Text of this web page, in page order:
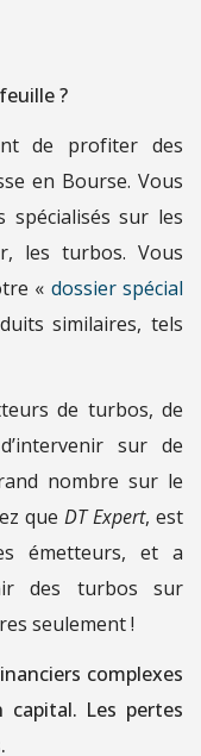
?
de profiter des
en Bourse. Vous
spécialisés sur les
les turbos. Vous
« dossier spécial
similaires, tels
de turbos, de
sur de
nombre sur le
que DT Expert, est
émetteurs, et a
des turbos sur
seulement !
complexes
Les pertes